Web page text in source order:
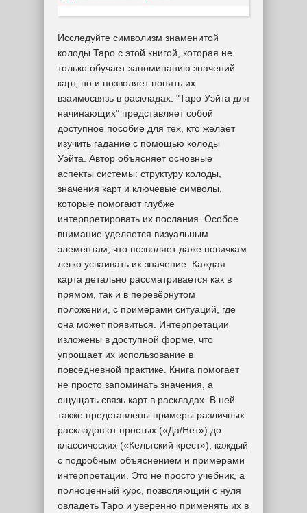
Исследуйте символизм знаменитой
колоды Таро с этой книгой, которая не
только обучает запоминанию значений
карт, но и позволяет понять их
взаимосвязь в раскладах. "Таро Уэйта для
начинающих" представляет собой
доступное пособие для тех, кто желает
изучить гадание с помощью колоды
Уэйта. Автор объясняет основные
аспекты системы: структуру колоды,
значения карт и ключевые символы,
которые помогают глубже
интерпретировать их послания. Особое
внимание уделяется визуальным
элементам, что позволяет даже новичкам
легко усваивать их значение. Каждая
карта детально рассматривается как в
прямом, так и в перевёрнутом
положении, с примерами ситуаций, где
она может появиться. Интерпретации
изложены в доступной форме, что
упрощает их использование в
повседневной практике. Книга помогает
не просто запоминать значения, а
ощущать связь карт в раскладах. В ней
также представлены примеры различных
раскладов от простых («Да/Нет») до
классических («Кельтский крест»), каждый
с подробным объяснением и примерами
интерпретации. Это не просто учебник, а
полноценный курс, позволяющий с нуля
овладеть Таро и уверенно применять их в